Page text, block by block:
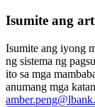
Isumite ang
Isumite ang iyong
ng sistema ng
ito sa mga
anumang mga